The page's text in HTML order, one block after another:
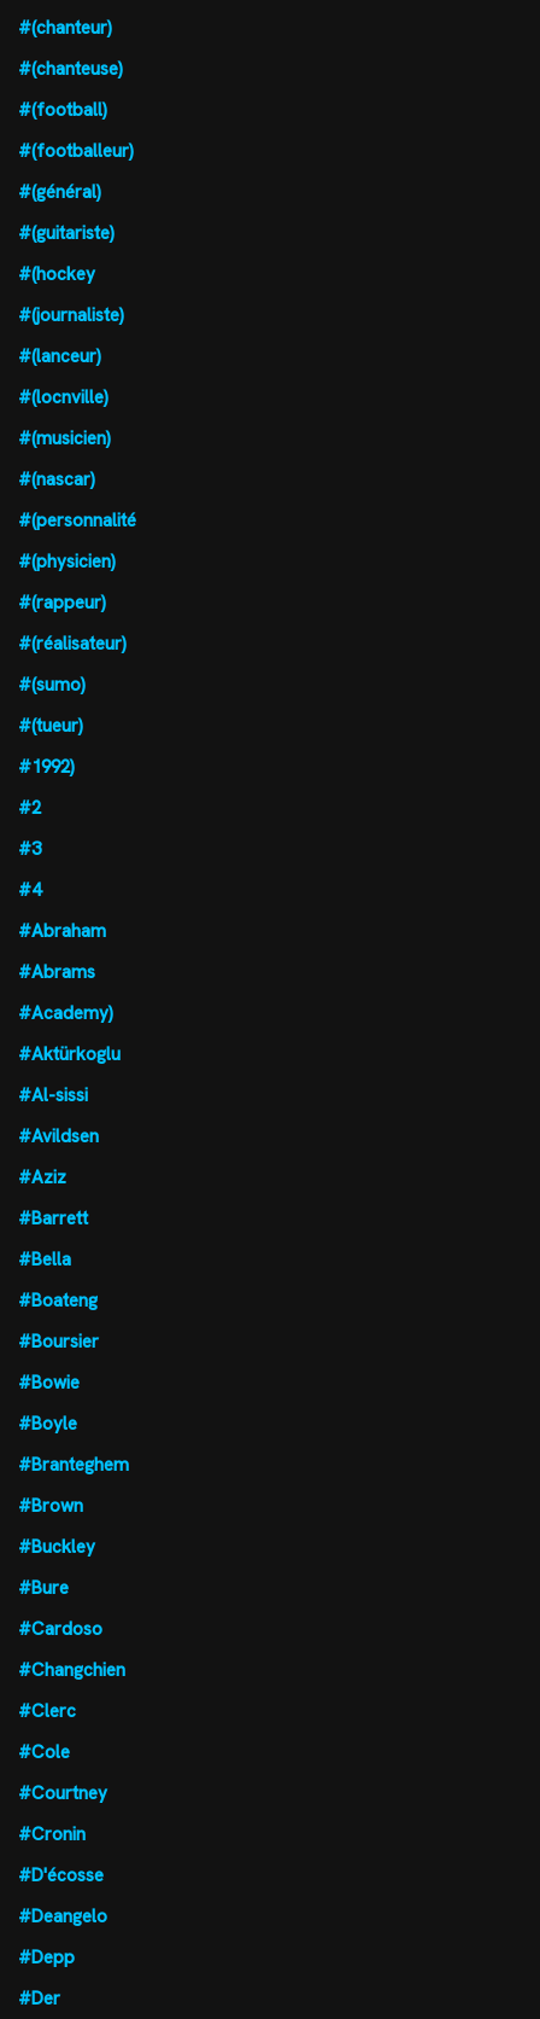
#(chanteur)
#(chanteuse)
#(football)
#(footballeur)
#(général)
#(guitariste)
#(hockey
#(journaliste)
#(lanceur)
#(locnville)
#(musicien)
#(nascar)
#(personnalité
#(physicien)
#(rappeur)
#(réalisateur)
#(sumo)
#(tueur)
#1992)
#2
#3
#4
#Abraham
#Abrams
#Academy)
#Aktürkoglu
#Al-sissi
#Avildsen
#Aziz
#Barrett
#Bella
#Boateng
#Boursier
#Bowie
#Boyle
#Branteghem
#Brown
#Buckley
#Bure
#Cardoso
#Changchien
#Clerc
#Cole
#Courtney
#Cronin
#D'écosse
#Deangelo
#Depp
#Der